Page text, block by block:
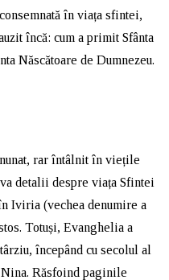
în viața sfintei,
încă: cum a primit Sfânta
Născătoare de Dumnezeu.
rar întâlnit în viețile
detalii despre viața Sfintei
Iviria (vechea denumire a
Totuși, Evanghelia a
începând cu secolul al
Răsfoind paginile